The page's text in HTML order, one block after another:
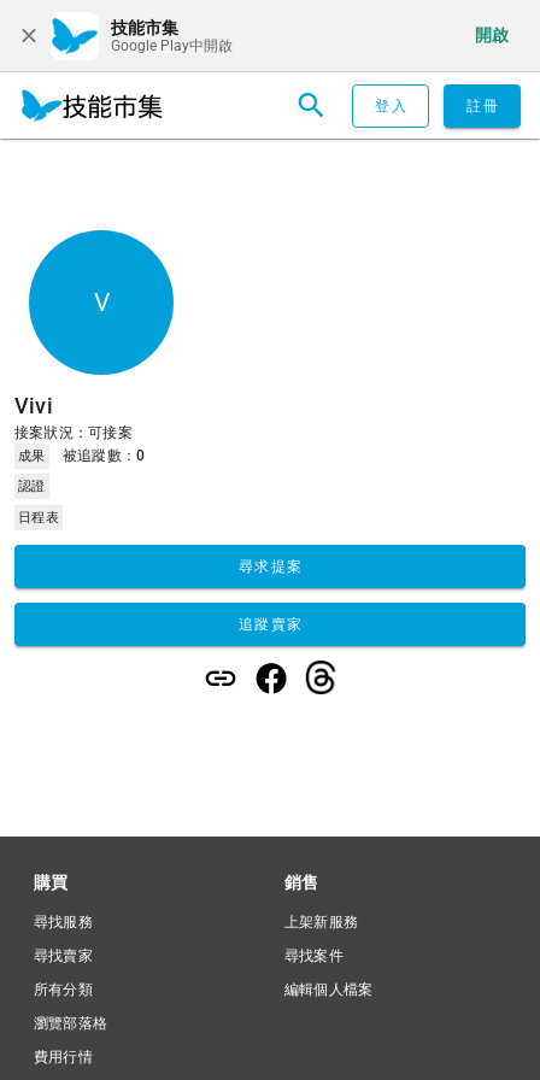
技能市集
Google Play中開啟
開啟
登入 註冊
V
Vivi
接案狀況：可接案
成果 被追蹤數：0
認證
日程表
尋求提案
追蹤賣家
購買
尋找服務
尋找賣家
所有分類
瀏覽部落格
費用行情
銷售
上架新服務
尋找案件
編輯個人檔案